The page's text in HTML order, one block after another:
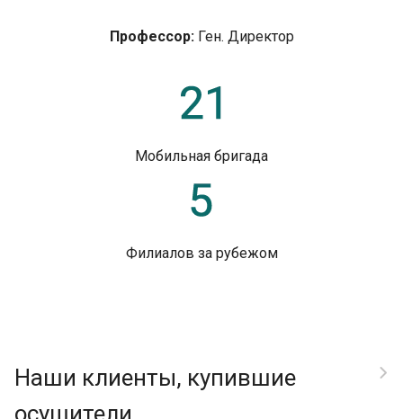
Профессор:Ген. Директор
Мобильная бригада
Филиалов за рубежом
Наши клиенты, купившие
осушители